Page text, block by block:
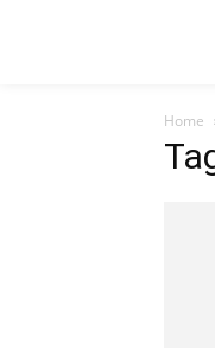
Home